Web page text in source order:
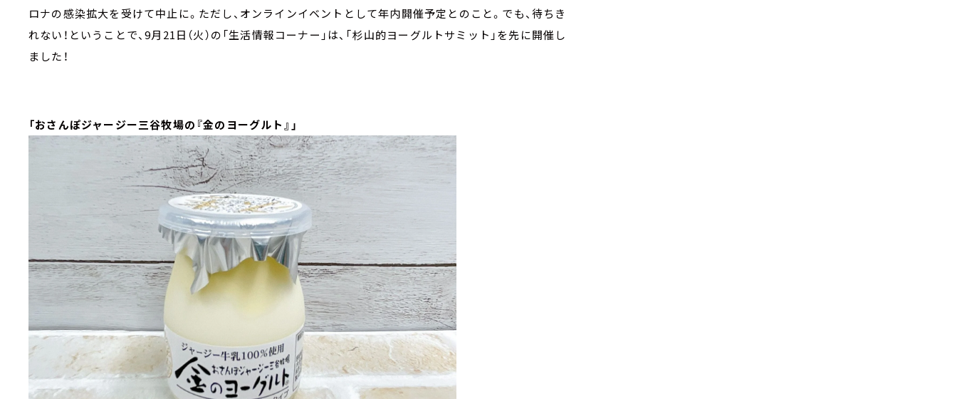
ロナの感染拡大を受けて中止に。ただし、オンラインイベントとして年内開催予定とのこと。でも、待ちき
れない！ということで、9月21日（火）の「生活情報コーナー」は、「杉山的ヨーグルトサミット」を先に開催し
ました！
「おさんぽジャージー三谷牧場の『金のヨーグルト』」